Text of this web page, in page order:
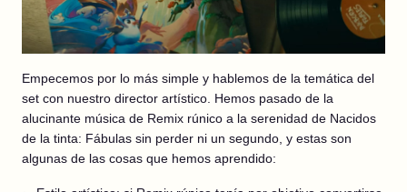
Empecemos por lo más simple y hablemos de la temática del
set con nuestro director artístico. Hemos pasado de la
alucinante música de Remix rúnico a la serenidad de Nacidos
de la tinta: Fábulas sin perder ni un segundo, y estas son
algunas de las cosas que hemos aprendido: